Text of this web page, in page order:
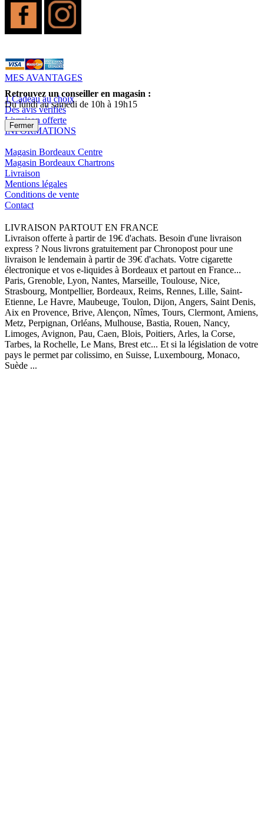
MES AVANTAGES
1 Cadeau au choix
Des avis vérifiés
Livraison offerte
INFORMATIONS
Magasin Bordeaux Centre
Magasin Bordeaux Chartrons
Livraison
Mentions légales
Conditions de vente
Contact
LIVRAISON PARTOUT EN FRANCE
Livraison offerte à partir de 19€ d'achats. Besoin d'une livraison
express ? Nous livrons gratuitement par Chronopost pour une
livraison le lendemain à partir de 39€ d'achats. Votre cigarette
électronique et vos e-liquides à Bordeaux et partout en France...
Paris, Grenoble, Lyon, Nantes, Marseille, Toulouse, Nice,
Strasbourg, Montpellier, Bordeaux, Reims, Rennes, Lille, Saint-
Etienne, Le Havre, Maubeuge, Toulon, Dijon, Angers, Saint Denis,
Aix en Provence, Brive, Alençon, Nîmes, Tours, Clermont, Amiens,
Metz, Perpignan, Orléans, Mulhouse, Bastia, Rouen, Nancy,
Limoges, Avignon, Pau, Caen, Blois, Poitiers, Arles, la Corse,
Tarbes, la Rochelle, Le Mans, Brest etc... Et si la législation de votre
pays le permet par colissimo, en Suisse, Luxembourg, Monaco,
Suède ...
Retrouvez un conseiller en magasin :
Du lundi au samedi de 10h à 19h15
Fermer